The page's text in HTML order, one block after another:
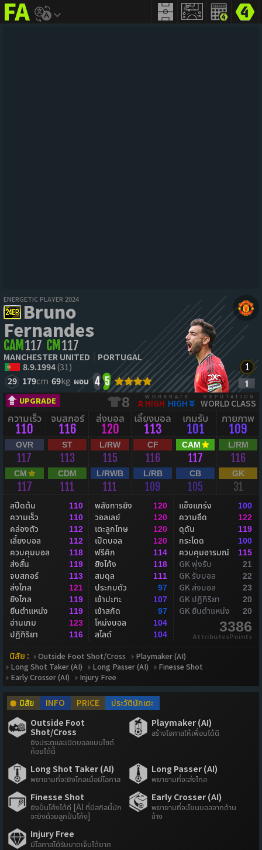
addict
ENERGETIC PLAYER 2024
Bruno
Fernandes
CAM 117 CM 117
MANCHESTER UNITED
PORTUGAL
8.9.1994(31)
29 179cm 69kg ผอม 4 5
UPGRADE 8 WORKRATE
HIGH HIGH
REPUTATION
WORLD CLASS
ความเร็ว
110
จบสกอร์
116
ส่งบอล
120
เลี้ยงบอล
113
เกมรับ
101
กายภาพ
109
OVR
117
ST
113
L/RW
115
CF
116
CAM
117
L/RM
116
CM
117
CDM
111
L/RWB
111
L/RB
109
CB
105
GK
31
สปีดต้น 110
ความเร็ว 110
คล่องตัว 112
เลี้ยงบอล 112
ควบคุมบอล 118
ส่งสั้น 119
จบสกอร์ 113
ส่งไกล 121
ยิงไกล 119
ยืนตำแหน่ง 119
อ่านเกม 123
ปฏิกิริยา 116
พลังการยิง 120
วอลเลย์ 120
เตะลูกโทษ 120
เปิดบอล 120
ฟรีคิก 114
ยิงโค้ง 118
สมดุล 111
ประกบตัว 97
เข้าปะทะ 107
เข้าสกัด 97
โหม่งบอล 104
สไลด์ 104
แข็งแกร่ง 100
ความอึด 122
ดุดัน 119
กระโดด 100
ควบคุมอารมณ์ 115
GK พุ่งรับ 21
GK รับบอล 22
GK ส่งบอล 23
GK ปฏิกิริยา 20
GK ยืนตำแหน่ง 20
3386
AttributesPoints
นิสัย : Outside Foot Shot/Cross
Playmaker (AI)
Long Shot Taker (AI)
Long Passer (AI)
Finesse Shot
Early Crosser (AI)
Injury Free
นิสัย INFO PRICE
ประวัตินักเตะ
Outside Foot
Shot/Cross
ยิงประตูและเปิดบอลแบบไซด์
ก้อยได้ดี
Playmaker (AI)
สร้างโอกาสให้เพื่อนได้ดี
Long Shot Taker (AI)
พยายามที่จะยิงไกลเมื่อมีโอกาส
Long Passer (AI)
พยายามที่จะส่งไกล
Finesse Shot
ยิงปั่นโค้งได้ดี [AI ที่มีสกิลนี้มัก
จะยิงด้วยลูกปั่นโค้ง]
Early Crosser (AI)
พยายามที่จะโยนบอลจากด้าน
ข้าง
Injury Free
มีโอกาสได้รับบาดเจ็บได้ยาก